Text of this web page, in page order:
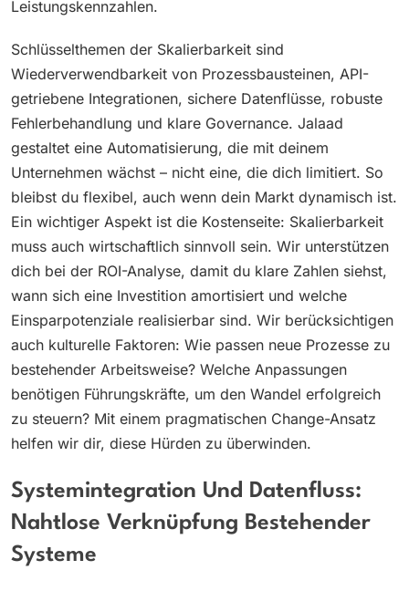
Leistungskennzahlen.
Schlüsselthemen der Skalierbarkeit sind
Wiederverwendbarkeit von Prozessbausteinen, API-
getriebene Integrationen, sichere Datenflüsse, robuste
Fehlerbehandlung und klare Governance. Jalaad
gestaltet eine Automatisierung, die mit deinem
Unternehmen wächst – nicht eine, die dich limitiert. So
bleibst du flexibel, auch wenn dein Markt dynamisch ist.
Ein wichtiger Aspekt ist die Kostenseite: Skalierbarkeit
muss auch wirtschaftlich sinnvoll sein. Wir unterstützen
dich bei der ROI-Analyse, damit du klare Zahlen siehst,
wann sich eine Investition amortisiert und welche
Einsparpotenziale realisierbar sind. Wir berücksichtigen
auch kulturelle Faktoren: Wie passen neue Prozesse zu
bestehender Arbeitsweise? Welche Anpassungen
benötigen Führungskräfte, um den Wandel erfolgreich
zu steuern? Mit einem pragmatischen Change-Ansatz
helfen wir dir, diese Hürden zu überwinden.
Systemintegration Und Datenfluss:
Nahtlose Verknüpfung Bestehender
Systeme